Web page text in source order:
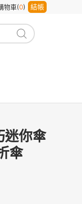
物車(0) 結帳
迷你傘
傘